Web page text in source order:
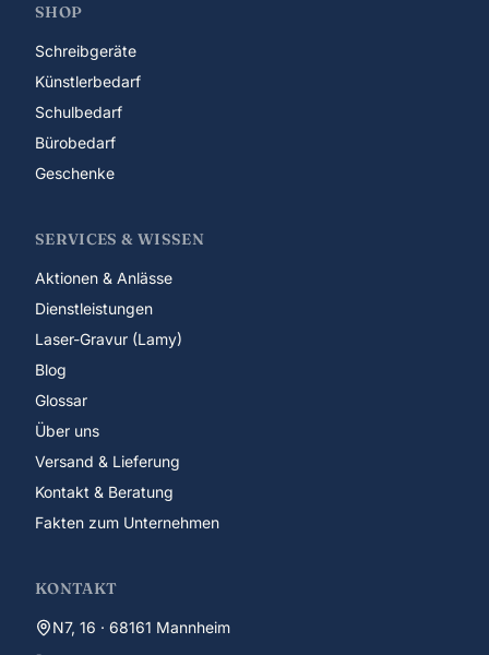
SHOP
Schreibgeräte
Künstlerbedarf
Schulbedarf
Bürobedarf
Geschenke
SERVICES & WISSEN
Aktionen & Anlässe
Dienstleistungen
Laser-Gravur (Lamy)
Blog
Glossar
Über uns
Versand & Lieferung
Kontakt & Beratung
Fakten zum Unternehmen
KONTAKT
N7, 16 · 68161 Mannheim